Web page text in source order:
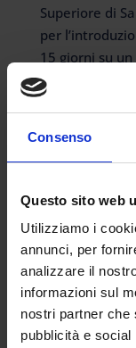
Consenso
Questo sito web
Utilizziamo i
annunci, per
analizzare il
informazioni sul
nostri partner che
pubblicità e
Superiore di
per
15 giorni su
tenere traccia